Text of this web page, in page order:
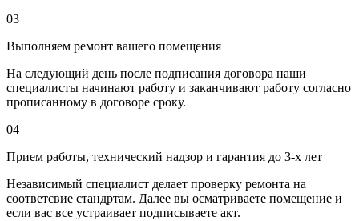
03
Выполняем ремонт вашего помещения
На следующий день после подписания договора наши
специалисты начинают работу и заканчивают работу согласно
прописанному в договоре сроку.
04
Прием работы, технический надзор и гарантия до 3-х лет
Независимый специалист делает проверку ремонта на
соответсвие стандртам. Далее вы осматриваете помещение и
если вас все устраивает подписываете акт.